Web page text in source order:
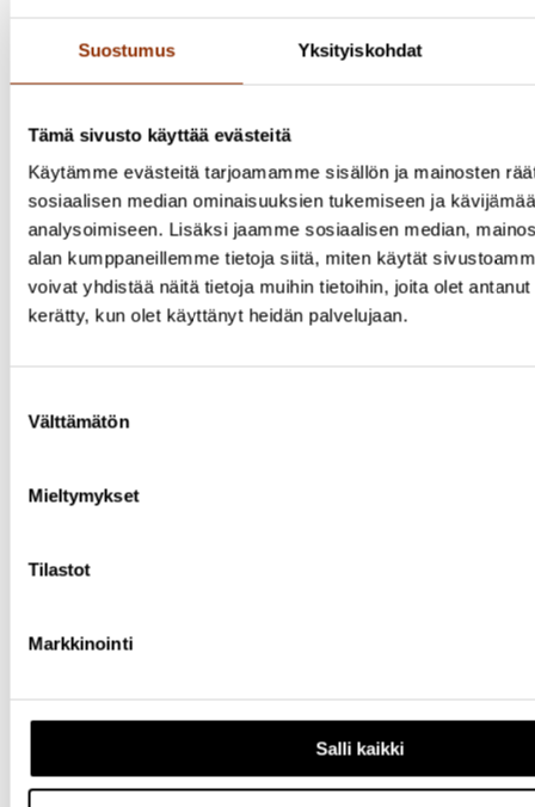
Suostumus Yksityiskohdat
Tämä sivusto käyttää evästeitä
Käytämme evästeitä tarjoamamme sisällön ja mainosten
sosiaalisen median ominaisuuksien tukemiseen ja
analysoimiseen. Lisäksi jaamme sosiaalisen median,
alan kumppaneillemme tietoja siitä, miten käytät
voivat yhdistää näitä tietoja muihin tietoihin, joita olet
kerätty, kun olet käyttänyt heidän palvelujaan.
valinta
Välttämätön
Mieltymykset
Tilastot
Markkinointi
Salli kaikki
Facebook